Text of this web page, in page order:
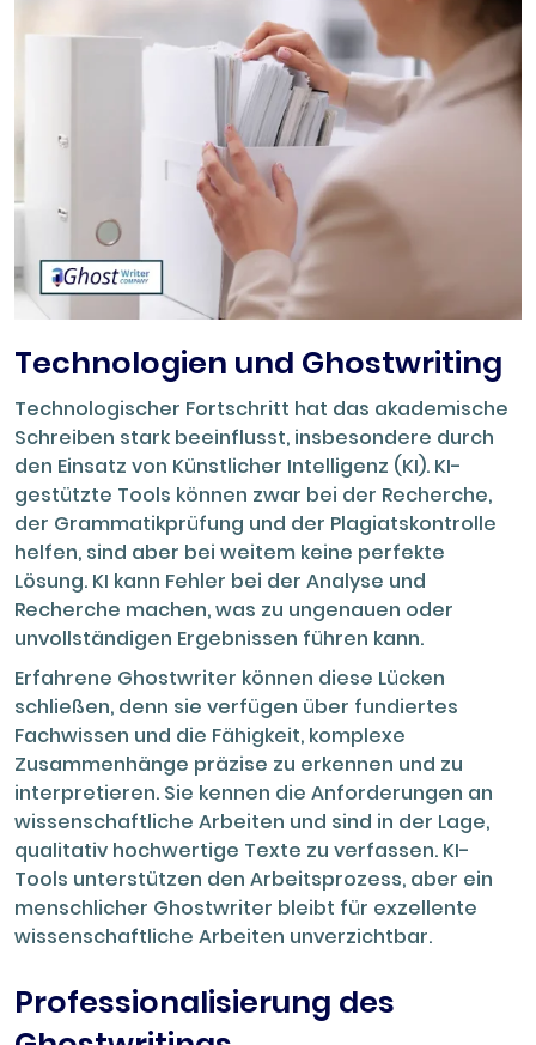
Technologien und Ghostwriting
Technologischer Fortschritt hat das akademische
Schreiben stark beeinflusst, insbesondere durch
den Einsatz von Künstlicher Intelligenz (KI). KI-
gestützte Tools können zwar bei der Recherche,
der Grammatikprüfung und der Plagiatskontrolle
helfen, sind aber bei weitem keine perfekte
Lösung. KI kann Fehler bei der Analyse und
Recherche machen, was zu ungenauen oder
unvollständigen Ergebnissen führen kann.
Erfahrene Ghostwriter können diese Lücken
schließen, denn sie verfügen über fundiertes
Fachwissen und die Fähigkeit, komplexe
Zusammenhänge präzise zu erkennen und zu
interpretieren. Sie kennen die Anforderungen an
wissenschaftliche Arbeiten und sind in der Lage,
qualitativ hochwertige Texte zu verfassen. KI-
Tools unterstützen den Arbeitsprozess, aber ein
menschlicher Ghostwriter bleibt für exzellente
wissenschaftliche Arbeiten unverzichtbar.
Professionalisierung des